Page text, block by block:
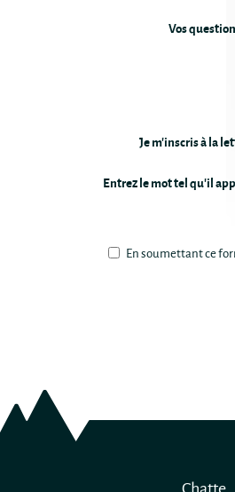
Vos
Je m'inscris à la
Entrez le mot tel qu'il
En soumettant ce